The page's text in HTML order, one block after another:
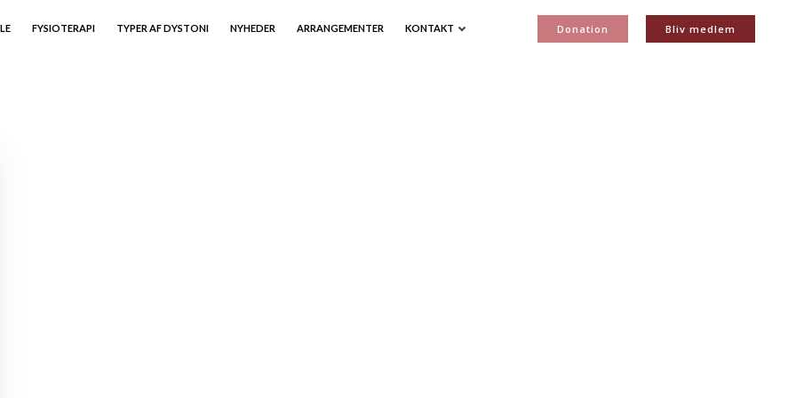
FYSIOTERAPI TYPER AF DYSTONI NYHEDER ARRANGEMENTER KONTAKT Donation Bliv medlem